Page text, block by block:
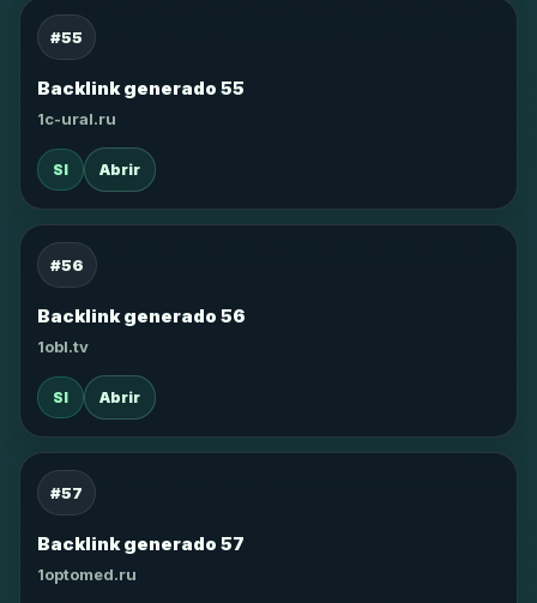
#55
Backlink generado 55
1c-ural.ru
SI Abrir
#56
Backlink generado 56
1obl.tv
SI Abrir
#57
Backlink generado 57
1optomed.ru